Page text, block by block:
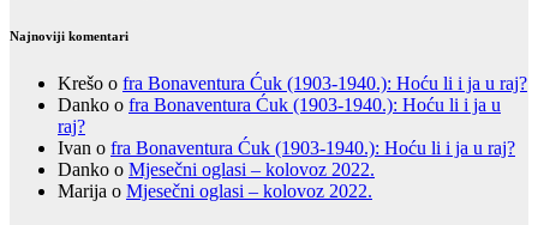
Najnoviji komentari
Krešo o fra Bonaventura Ćuk (1903-1940.): Hoću li i ja u raj?
Danko o fra Bonaventura Ćuk (1903-1940.): Hoću li i ja u
raj?
Ivan o fra Bonaventura Ćuk (1903-1940.): Hoću li i ja u raj?
Danko o Mjesečni oglasi – kolovoz 2022.
Marija o Mjesečni oglasi – kolovoz 2022.